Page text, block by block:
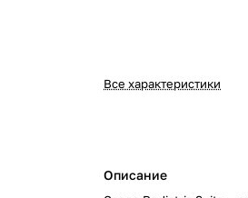
Все характеристики
Описание